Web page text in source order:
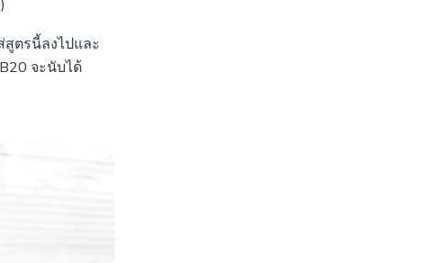
สูตรนี้ลงไปและ
จะนับได้